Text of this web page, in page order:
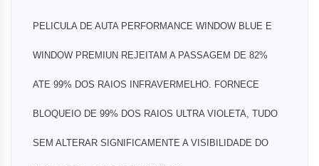
PELICULA DE AUTA PERFORMANCE WINDOW BLUE E
WINDOW PREMIUN REJEITAM A PASSAGEM DE 82%
ATE 99% DOS RAIOS INFRAVERMELHO. FORNECE
BLOQUEIO DE 99% DOS RAIOS ULTRA VIOLETA, TUDO
SEM ALTERAR SIGNIFICAMENTE A VISIBILIDADE DO